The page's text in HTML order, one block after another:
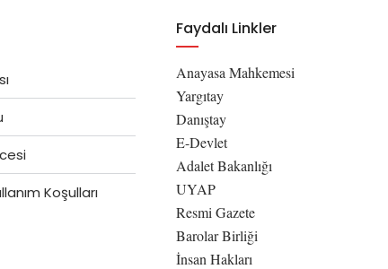
Koşulları
Faydalı Linkler
Anayasa Mahkemesi
Yargıtay
Danıştay
E-Devlet
Adalet Bakanlığı
UYAP
Resmi Gazete
Barolar Birliği
İnsan Hakları